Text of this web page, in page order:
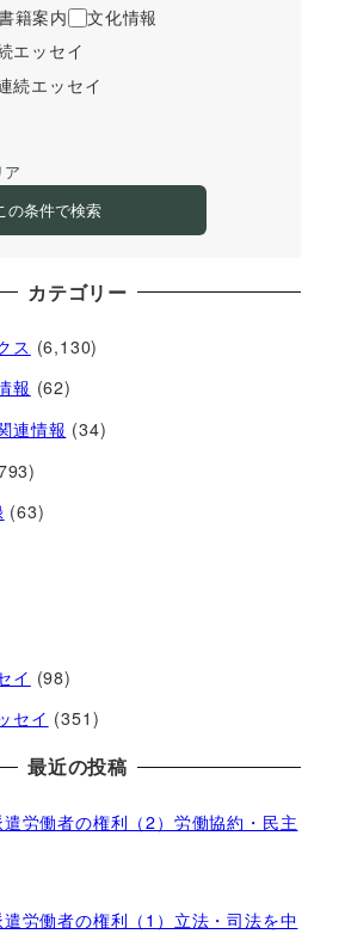
籍案内
文化情報
エッセイ
続エッセイ
ア
の条件で検索
カテゴリー
ス (6,130)
報 (62)
連情報 (34)
(63)
イ (98)
セイ (351)
最近の投稿
労働者の権利（2）労働協約・民主
労働者の権利（1）立法・司法を中